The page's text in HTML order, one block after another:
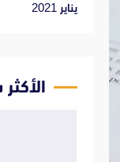
يناير 2021